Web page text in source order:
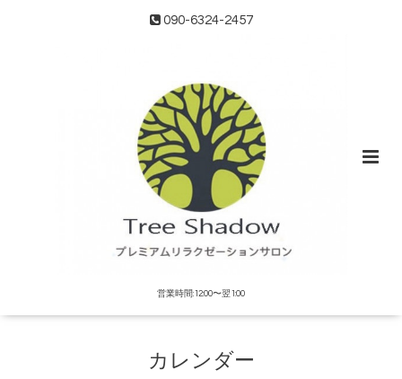
090-6324-2457
営業時間:12:00〜翌1:00
カレンダー